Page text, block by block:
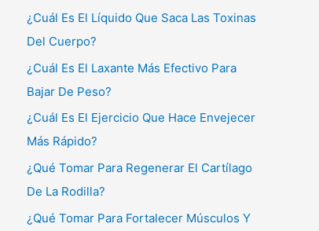
¿Cuál Es El Líquido Que Saca Las Toxinas
Del Cuerpo?
¿Cuál Es El Laxante Más Efectivo Para
Bajar De Peso?
¿Cuál Es El Ejercicio Que Hace Envejecer
Más Rápido?
¿Qué Tomar Para Regenerar El Cartílago
De La Rodilla?
¿Qué Tomar Para Fortalecer Músculos Y